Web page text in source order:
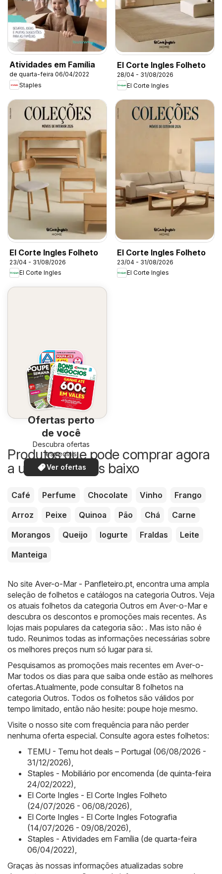
Atividades em Família
de quarta-feira 06/04/2022
Staples
El Corte Ingles Folheto
28/04 - 31/08/2026
El Corte Ingles
El Corte Ingles Folheto
23/04 - 31/08/2026
El Corte Ingles
El Corte Ingles Folheto
23/04 - 31/08/2026
El Corte Ingles
Ofertas perto
de você
Descubra ofertas
especiais
Ver ofertas
Produtos que pode comprar agora
a um preço mais baixo
Café Perfume Chocolate Vinho
Frango
Arroz
Peixe Quinoa Pão Chá
Carne
Morangos
Queijo Iogurte Fraldas
Leite
Manteiga
No site Aver-o-Mar - Panfleteiro.pt , encontra uma ampla
seleção de folhetos e catálogos na categoria Outros. Veja
os atuais folhetos da categoria Outros em Aver-o-Mar e
descubra os descontos e promoções mais recentes. As
lojas mais populares da categoria são: . Mas isto não é
tudo. Reunimos todas as informações necessárias sobre
os melhores preços num só lugar para si.
Pesquisamos as promoções mais recentes em Aver-o-
Mar todos os dias para que saiba onde estão as melhores
ofertas.Atualmente, pode consultar 8 folhetos na
categoria Outros. Todos os folhetos são válidos por
tempo limitado, então não hesite: poupe hoje mesmo.
Visite o nosso site com frequência para não perder
nenhuma oferta especial. Consulte agora estes folhetos:
TEMU - Temu hot deals – Portugal (06/08/2026 -
31/12/2026)
Staples - Mobiliário por encomenda (de quinta-feira
24/02/2022)
El Corte Ingles - El Corte Ingles Folheto
(24/07/2026 - 06/08/2026)
El Corte Ingles - El Corte Ingles Fotografia
(14/07/2026 - 09/08/2026)
Staples - Atividades em Família (de quarta-feira
06/04/2022)
Graças às nossas informações atualizadas sobre